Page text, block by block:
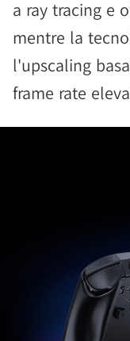
a ray tracing e
mentre la
l'upscaling
frame rate